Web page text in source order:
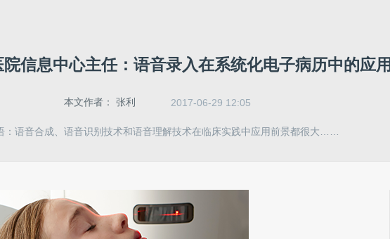
信息中心主任：语音录入在系统化电子病历中的应用
本文作者： 张利 2017-06-29 12:05
：语音合成、语音识别技术和语音理解技术在临床实践中应用前景都很大……